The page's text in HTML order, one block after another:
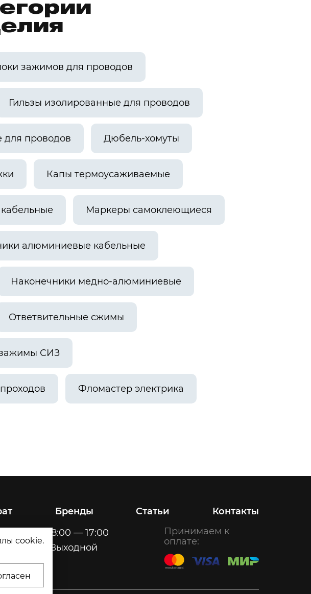
cookie.
зажимов для проводов
Гильзы изолированные для проводов
для проводов Дюбель-хомуты
Капы термоусаживаемые
Маркеры самоклеющиеся
алюминиевые кабельные
Наконечники медно-алюминиевые
Ответвительные сжимы
СИЗ
Фломастер электрика
Бренды Статьи Контакты
8:00 — 17:00
Выходной
Принимаем к
оплате: